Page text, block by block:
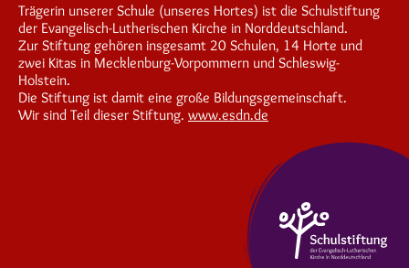
Trägerin unserer Schule (unseres Hortes) ist die Schulstiftung
der Evangelisch-Lutherischen Kirche in Norddeutschland.
Zur Stiftung gehören insgesamt 20 Schulen, 14 Horte und
zwei Kitas in Mecklenburg-Vorpommern und Schleswig-
Holstein.
Die Stiftung ist damit eine große Bildungsgemeinschaft.
Wir sind Teil dieser Stiftung. www.esdn.de